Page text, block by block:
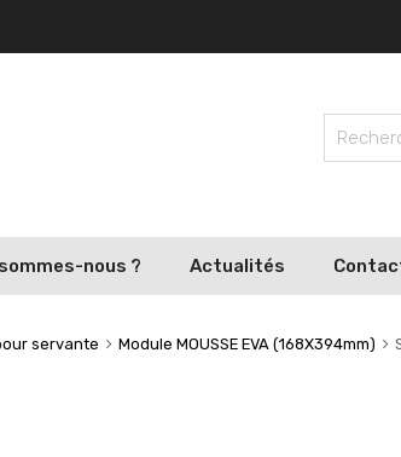
nous ? Actualités
servante Module MOUSSE EVA (168X394mm)